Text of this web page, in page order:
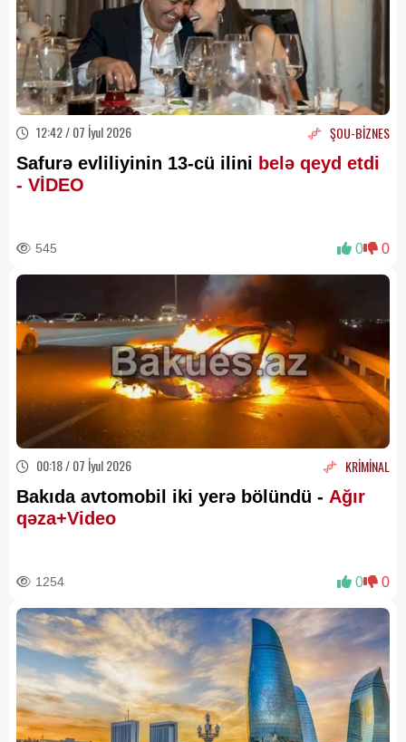
12:42 / 07 İyul 2026 ŞOU-BİZNES
Safurə evliliyinin 13-cü ilini belə qeyd etdi
- VİDEO
545 0 0
00:18 / 07 İyul 2026 KRİMİNAL
Bakıda avtomobil iki yerə bölündü - Ağır
qəza+Video
1254 0 0